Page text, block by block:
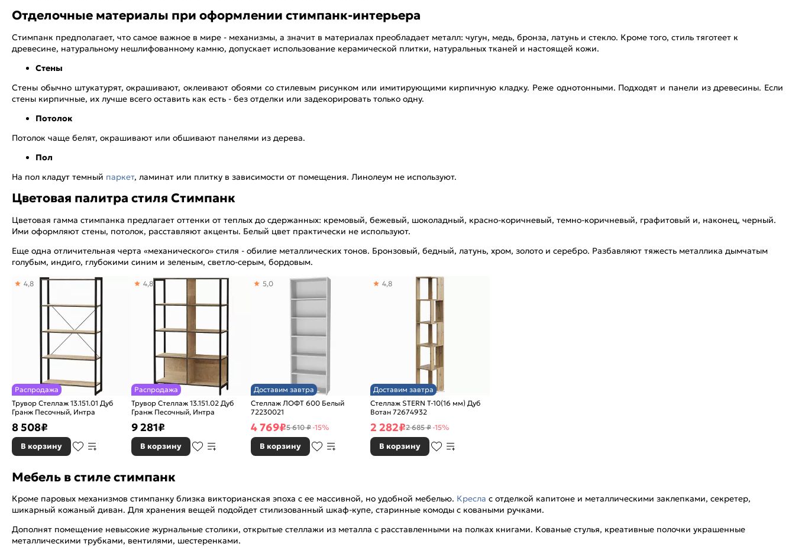
Отделочные материалы при оформлении стимпанк-интерьера
Стимпанк предполагает, что самое важное в мире - механизмы, а значит в материалах преобладает металл: чугун, медь, бронза, латунь и стекло. Кроме того, стиль тяготеет к
древесине, натуральному нешлифованному камню, допускает использование керамической плитки, натуральных тканей и настоящей кожи.
Стены
Стены обычно штукатурят, окрашивают, оклеивают обоями со стилевым рисунком или имитирующими кирпичную кладку. Реже однотонными. Подходят и панели из древесины. Если
стены кирпичные, их лучше всего оставить как есть - без отделки или задекорировать только одну.
Потолок
Потолок чаще белят, окрашивают или обшивают панелями из дерева.
Пол
На пол кладут темный паркет, ламинат или плитку в зависимости от помещения. Линолеум не используют.
Цветовая палитра стиля Стимпанк
Цветовая гамма стимпанка предлагает оттенки от теплых до сдержанных: кремовый, бежевый, шоколадный, красно-коричневый, темно-коричневый, графитовый и, наконец, черный.
Ими оформляют стены, потолок, расставляют акценты. Белый цвет практически не используют.
Еще одна отличительная черта «механического» стиля - обилие металлических тонов. Бронзовый, бедный, латунь, хром, золото и серебро. Разбавляют тяжесть металлика дымчатым
голубым, индиго, глубокими синим и зеленым, светло-серым, бордовым.
Распродажа
Трувор Стеллаж 13.151.01 Дуб
Гранж Песочный, Интра
4,8
8 508₽
В корзину
Распродажа
Трувор Стеллаж 13.151.02 Дуб
Гранж Песочный, Интра
4,8
9 281₽
В корзину
Доставим завтра
Стеллаж ЛОФТ 600 Белый
72230021
5,0
4 769₽5 610 ₽-15%
В корзину
Доставим завтра
Стеллаж STERN Т-10(16 мм) Дуб
Вотан 72674932
4,8
2 282₽2 685 ₽-15%
В корзину
Мебель в стиле стимпанк
Кроме паровых механизмов стимпанку близка викторианская эпоха с ее массивной, но удобной мебелью. Кресла с отделкой капитоне и металлическими заклепками, секретер,
шикарный кожаный диван. Для хранения вещей подойдет стилизованный шкаф-купе, старинные комоды с коваными ручками.
Дополнят помещение невысокие журнальные столики, открытые стеллажи из металла с расставленными на полках книгами. Кованые стулья, креативные полочки украшенные
металлическими трубками, вентилями, шестеренками.